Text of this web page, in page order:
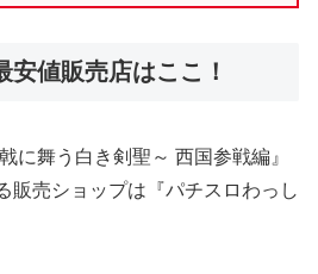
値販売店はここ！
に舞う白き剣聖～ 西国参戦編』
販売ショップは『パチスロわっし